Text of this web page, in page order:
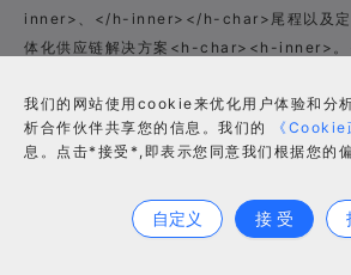
inner>、</h-inner></h-char>尾程以及定
体化供应链解决方案<h-char><h-inner>
谷仓海外仓在美国<h-char><h-inner>、
英国<h-char><h-inner>、</h-inner></
inner>、</h-inner></h-char>法国<h-
</h-inner></h-char>意大利<h-
我们的网站使用cookie来优化用户体验和分
析合作伙伴共享您的信息。我们的
《Cookie
息。点击*接受*,即表示您同意我们根据您的
自定义 接 受